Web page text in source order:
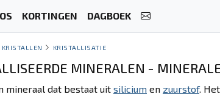
KORTINGEN DAGBOEK
KRISTALLEN KRISTALLISATIE
MINERALEN -
mineraal dat bestaat uit silicium en zuurstof.